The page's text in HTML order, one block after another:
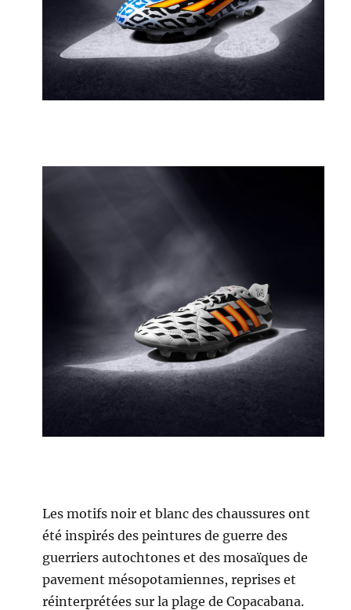
Les motifs noir et blanc des chaussures ont
été inspirés des peintures de guerre des
guerriers autochtones et des mosaïques de
pavement mésopotamiennes, reprises et
réinterprétées sur la plage de Copacabana.